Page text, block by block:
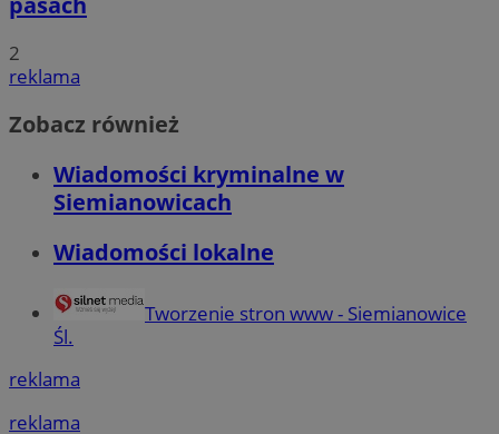
2
reklama
Zobacz również
Wiadomości kryminalne w
Siemianowicach
Wiadomości lokalne
Tworzenie stron www - Siemianowice
Śl.
reklama
reklama